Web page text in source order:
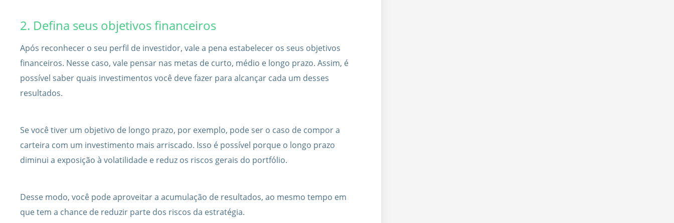
2. Defina seus objetivos financeiros
Após reconhecer o seu perfil de investidor, vale a pena estabelecer os seus objetivos
financeiros. Nesse caso, vale pensar nas metas de curto, médio e longo prazo. Assim, é
possível saber quais investimentos você deve fazer para alcançar cada um desses
resultados.
Se você tiver um objetivo de longo prazo, por exemplo, pode ser o caso de compor a
carteira com um investimento mais arriscado. Isso é possível porque o longo prazo
diminui a exposição à volatilidade e reduz os riscos gerais do portfólio.
Desse modo, você pode aproveitar a acumulação de resultados, ao mesmo tempo em
que tem a chance de reduzir parte dos riscos da estratégia.